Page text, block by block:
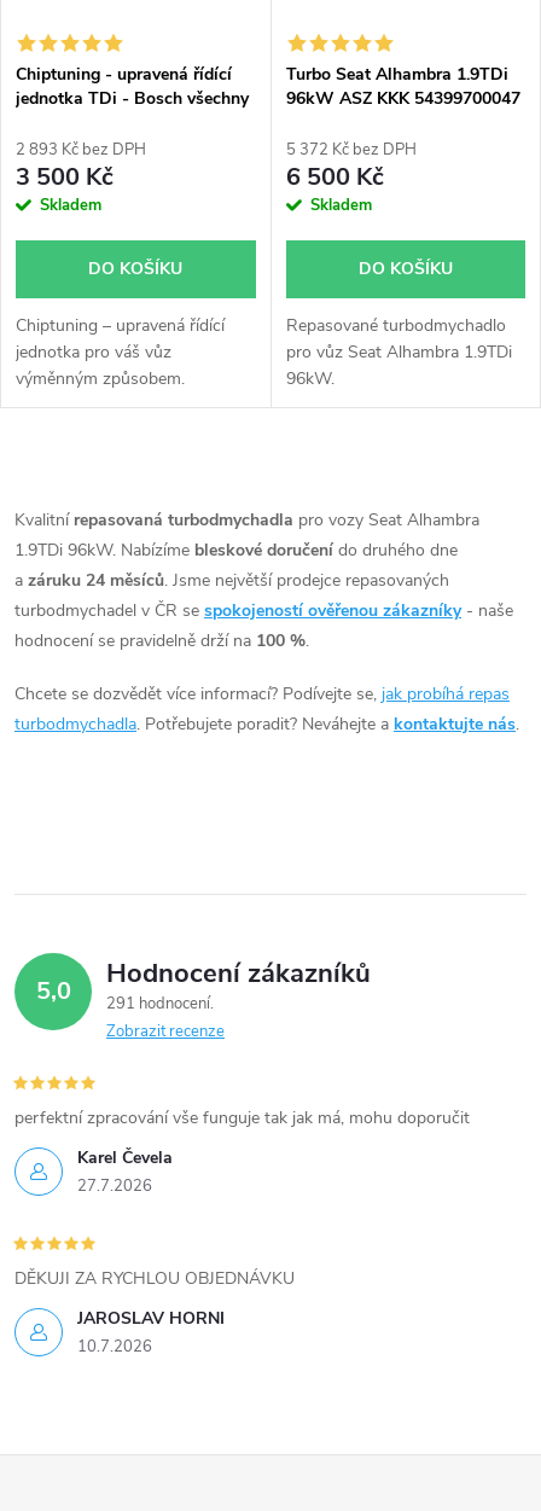
í
p
r
o
u
k
ů
s
p
r
o
d
u
k
ů
Chiptuning - upravená řídící
jednotka TDi - Bosch všechny
2 893 Kč bez DPH
3 500 Kč
Skladem
DO KOŠÍKU
Chiptuning – upravená řídící
jednotka pro váš vůz
výměnným způsobem.
Turbo Seat Alhambra 1.9TDi
96kW ASZ KKK 54399700047
54399700016
5 372 Kč bez DPH
6 500 Kč
Skladem
DO KOŠÍKU
Repasované turbodmychadlo
pro vůz Seat Alhambra 1.9TDi
96kW.
v
l
á
a
v
k
v
ý
p
i
s
u
Kvalitní repasovaná turbodmychadla pro vozy Seat Alhambra
1.9TDi 96kW. Nabízíme bleskové doručení do druhého dne
a záruku 24 měsíců. Jsme největší prodejce repasovaných
turbodmychadel v ČR se spokojeností ověřenou zákazníky - naše
hodnocení se pravidelně drží na 100 %.
Chcete se dozvědět více informací? Podívejte se, jak probíhá repas
turbodmychadla. Potřebujete poradit? Neváhejte a kontaktujte nás.
5,0 Hodnocení zákazníků
291 hodnocení
Zobrazit recenze
Karel Čevela
27.7.2026
perfektní zpracování vše funguje tak jak má, mohu doporučit
JAROSLAV HORNI
10.7.2026
DĚKUJI ZA RYCHLOU OBJEDNÁVKU